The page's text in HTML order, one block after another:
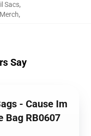
Sacs,
,
Say
- Cause Im
Bag RB0607